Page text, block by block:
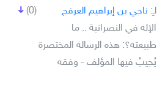
(0) لـِ: ناجي بن إبراهيم العرفج
الإله في النصرانية .. ما
طبيعته؟: هذه الرسالة المختصرة
يُجيبُ فيها المؤلف - وفقه